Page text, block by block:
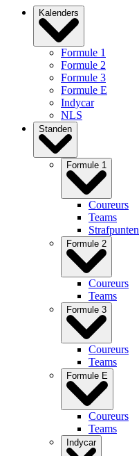
Kalenders
Formule 1
Formule 2
Formule 3
Formule E
Indycar
NLS
Standen
Formule 1
Coureurs
Teams
Strafpunten
Formule 2
Coureurs
Teams
Formule 3
Coureurs
Teams
Formule E
Coureurs
Teams
Indycar